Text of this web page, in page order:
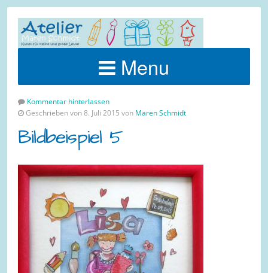
Menu
Kommentar hinterlassen
Geschrieben von 8. Juli 2015 von Maren Schmidt
Bildbeispiel 5